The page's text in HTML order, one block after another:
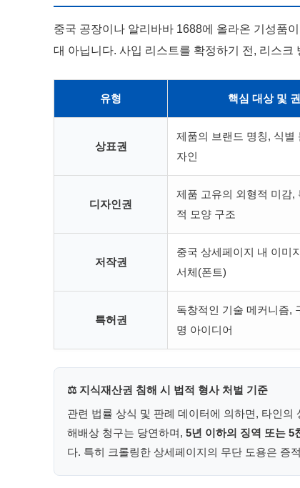
중국 공장이나 알리바바 1688에 올라온 기성품
대 아닙니다. 사입 리스트를 확정하기 전, 리스
유형 핵심 대상 및
상표권
제품의 브랜드 명칭, 식별
자인
디자인권
제품 고유의 외형적 미감,
적 모양 구조
저작권
중국 상세페이지 내 이미
서체(폰트)
특허권
독창적인 기술 메커니즘,
명 아이디어
⚖ 지식재산권 침해 시 법적 형사 처벌 기준
관련 법률 상식 및 판례 데이터에 의하면, 타인
해배상 청구는 당연하며, 5년 이하의 징역 또는 5
다. 특히 크롤링한 상세페이지의 무단 도용은 증